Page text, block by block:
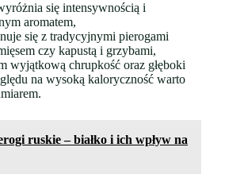
się intensywnością i
aromatem,
się z tradycyjnymi pierogami
czy kapustą i grzybami,
wyjątkową chrupkość oraz głęboki
na wysoką kaloryczność warto
ruskie – białko i ich wpływ na